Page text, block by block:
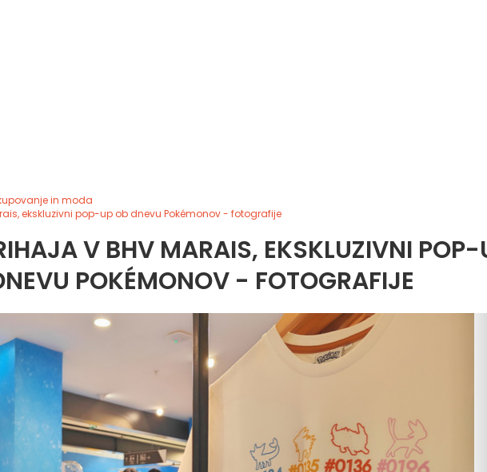
in moda
ekskluzivni pop-up ob dnevu Pokémonov - fotografije
V BHV MARAIS, EKSKLUZIVNI POP-
POKÉMONOV - FOTOGRAFIJE